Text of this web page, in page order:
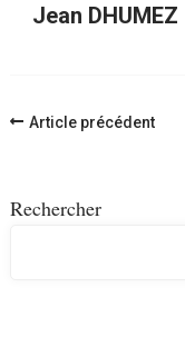
Jean DHUMEZ
Navigation
Article précédent
Rechercher